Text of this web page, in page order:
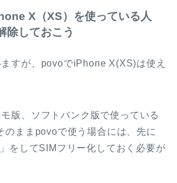
X（XS）を使っている人
除しておこう
すが、povoでiPhone X(XS)は使え
版、ソフトバンク版で使っている
ままpovoで使う場合には、先に
」をしてSIMフリー化しておく必要が